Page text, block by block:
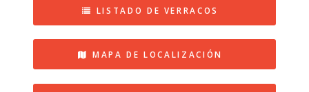
LISTADO DE VERRACOS
MAPA DE LOCALIZACIÓN